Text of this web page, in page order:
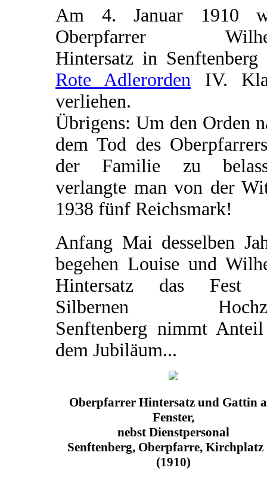
Am 4. Januar 1910
Oberpfarrer
Hintersatz in Senftenberg
Rote Adlerorden IV.
verliehen.
Übrigens: Um den Orden
dem Tod des
der Familie zu
verlangte man von der
1938 fünf Reichsmark!
Anfang Mai desselben
begehen Louise und
Hintersatz das Fest
Silbernen
Senftenberg nimmt
dem Jubiläum...
Oberpfarrer Hintersatz und Gattin
Fenster,
nebst Dienstpersonal
Senftenberg, Oberpfarre, Kirchplatz
(1910)